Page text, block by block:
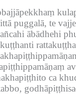
puggalā, te
ābādhehi
ca